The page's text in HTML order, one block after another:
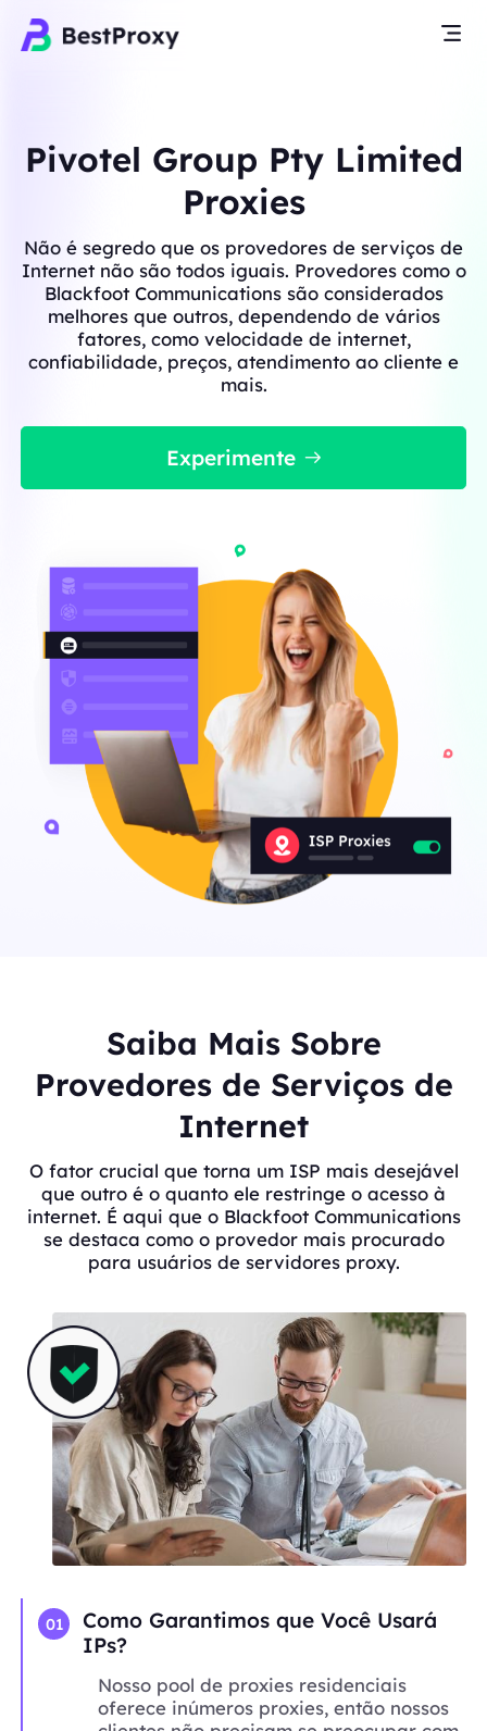
Pivotel Group Pty Limited
Proxies
Não é segredo que os provedores de serviços de
Internet não são todos iguais. Provedores como o
Blackfoot Communications são considerados
melhores que outros, dependendo de vários
fatores, como velocidade de internet,
confiabilidade, preços, atendimento ao cliente e
mais.
Experimente
Saiba Mais Sobre
Provedores de Serviços de
Internet
O fator crucial que torna um ISP mais desejável
que outro é o quanto ele restringe o acesso à
internet. É aqui que o Blackfoot Communications
se destaca como o provedor mais procurado
para usuários de servidores proxy.
01
Como Garantimos que Você Usará
IPs?
Nosso pool de proxies residenciais
oferece inúmeros proxies, então nossos